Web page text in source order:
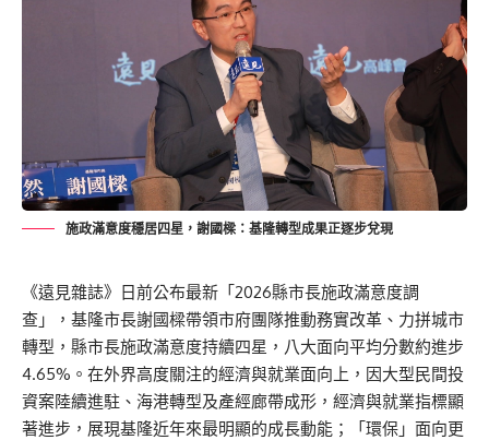
施政滿意度穩居四星，謝國樑：基隆轉型成果正逐步兌現
《遠見雜誌》日前公布最新「2026縣市長施政滿意度調
查」，基隆市長謝國樑帶領市府團隊推動務實改革、力拼城市
轉型，縣市長施政滿意度持續四星，八大面向平均分數約進步
4.65%。在外界高度關注的經濟與就業面向上，因大型民間投
資案陸續進駐、海港轉型及產經廊帶成形，經濟與就業指標顯
著進步，展現基隆近年來最明顯的成長動能；「環保」面向更